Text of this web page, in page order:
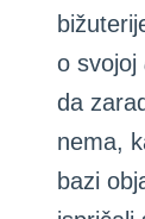
o svojoj
da
nema,
bazi